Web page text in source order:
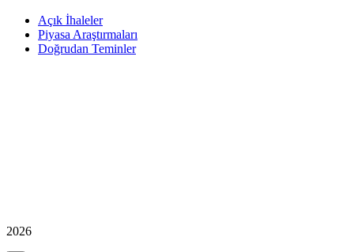
Açık İhaleler
Piyasa Araştırmaları
Doğrudan Teminler
2026